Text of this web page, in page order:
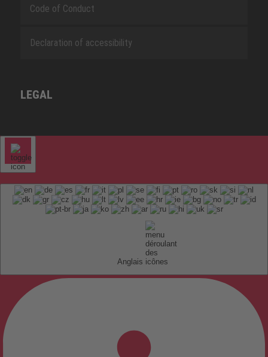
Code of Conduct
Declaration of accessibility
LEGAL
Anglais